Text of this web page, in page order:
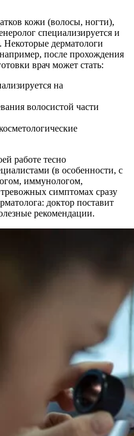
кожи (волосы, ногти),
специализируется и
дерматологи
после прохождения
врач может стать:
на
волосистой части
работе тесно
(в особенности, с
иммунологом,
симптомах сразу
доктор поставит
рекомендации.